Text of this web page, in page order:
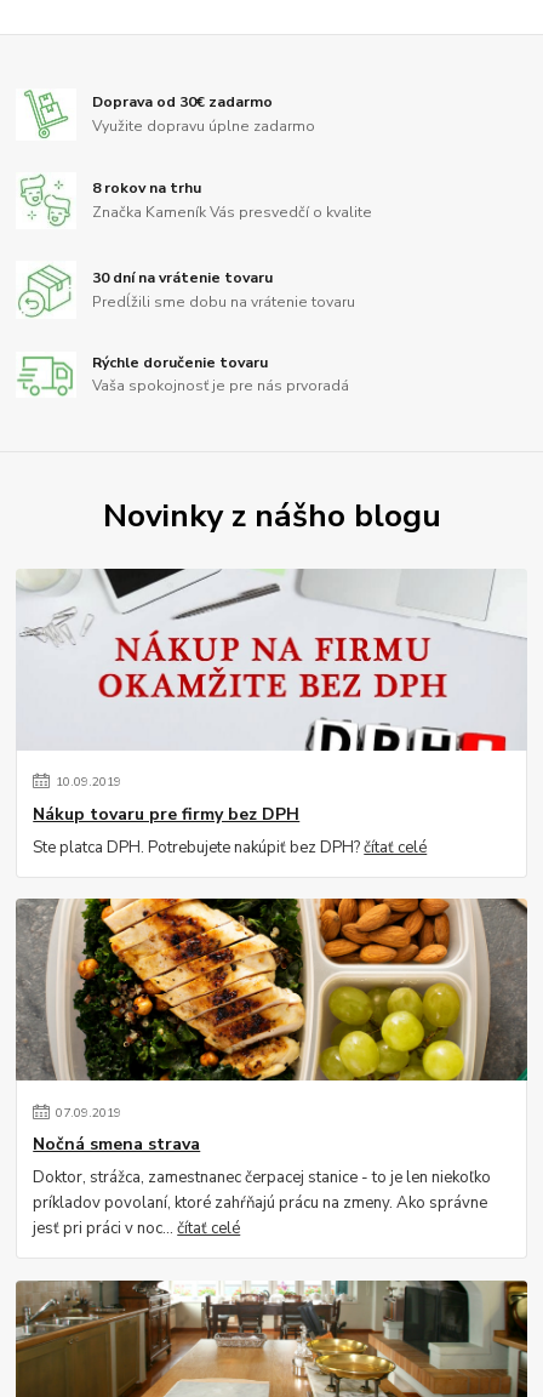
Doprava od 30€ zadarmo
Využite dopravu úplne zadarmo
8 rokov na trhu
Značka Kameník Vás presvedčí o kvalite
30 dní na vrátenie tovaru
Predĺžili sme dobu na vrátenie tovaru
Rýchle doručenie tovaru
Vaša spokojnosť je pre nás prvoradá
Novinky z nášho blogu
10.09.2019
Nákup tovaru pre firmy bez DPH
Ste platca DPH. Potrebujete nakúpiť bez DPH?čítať celé
07.09.2019
Nočná smena strava
Doktor, strážca, zamestnanec čerpacej stanice - to je len niekoľko
príkladov povolaní, ktoré zahŕňajú prácu na zmeny. Ako správne
jesť pri práci v noc...čítať celé